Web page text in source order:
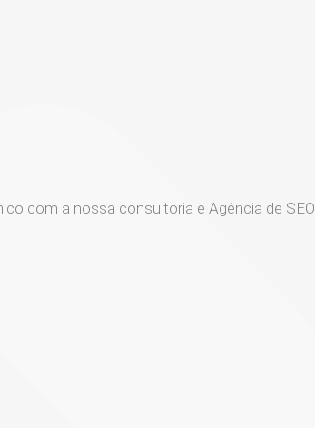
com a nossa consultoria e Agência de SEO